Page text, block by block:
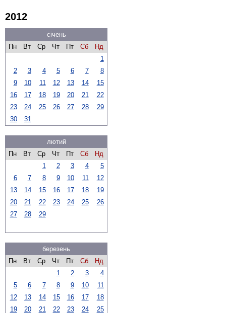
2012
січень
Пн
Вт Ср Чт Пт Сб
Нд
1
2
3 4 5 6 7
8
9
10 11 12 13 14
15
16
17 18 19 20 21
22
23
24 25 26 27 28
29
30
31
лютий
Пн
Вт Ср Чт Пт Сб
Нд
1
2 3 4
5
6
7 8 9 10 11
12
13
14 15 16 17 18
19
20
21 22 23 24 25
26
27
28 29
березень
Пн
Вт Ср Чт Пт Сб
Нд
1
2 3
4
5
6 7 8 9 10
11
12
13 14 15 16 17
18
19
20 21 22 23 24 25